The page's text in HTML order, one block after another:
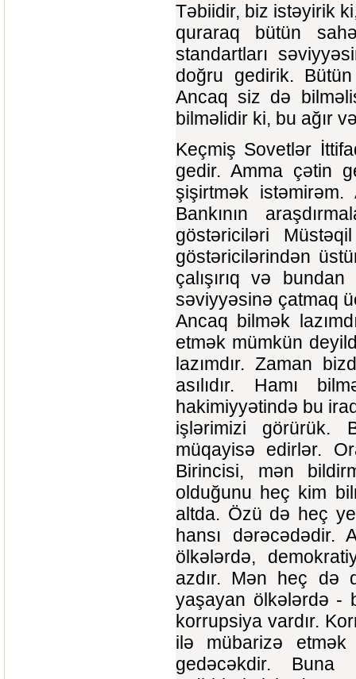
Təbiidir, biz istəyirik
quraraq bütün
standartları
doğru gedirik.
Ancaq siz də
bilməlidir ki, bu ağır
Keçmiş Sovetlər
gedir. Amma çətin
şişirtmək
Bankının
göstəriciləri
göstəricilərindən
çalışırıq və
səviyyəsinə çatmaq
Ancaq bilmək
etmək mümkün
lazımdır. Zaman
asılıdır. Hamı
hakimiyyətində bu
işlərimizi görürük.
müqayisə edirlər.
Birincisi, mən
olduğunu heç kim
altda. Özü də heç
hansı
ölkələrdə,
azdır. Mən heç də
yaşayan ölkələrdə -
korrupsiya vardır.
ilə mübarizə etmək
gedəcəkdir.